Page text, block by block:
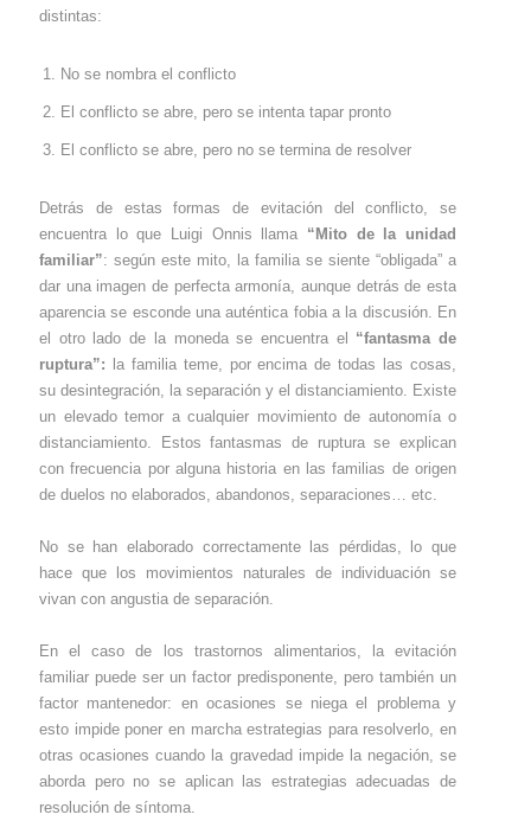
distintas:
No se nombra el conflicto
El conflicto se abre, pero se intenta tapar pronto
El conflicto se abre, pero no se termina de resolver
Detrás de estas formas de evitación del conflicto, se
encuentra lo que Luigi Onnis llama “Mito de la unidad
familiar”: según este mito, la familia se siente “obligada” a
dar una imagen de perfecta armonía, aunque detrás de esta
aparencia se esconde una auténtica fobia a la discusión. En
el otro lado de la moneda se encuentra el “fantasma de
ruptura”: la familia teme, por encima de todas las cosas,
su desintegración, la separación y el distanciamiento. Existe
un elevado temor a cualquier movimiento de autonomía o
distanciamiento. Estos fantasmas de ruptura se explican
con frecuencia por alguna historia en las familias de origen
de duelos no elaborados, abandonos, separaciones… etc.
No se han elaborado correctamente las pérdidas, lo que
hace que los movimientos naturales de individuación se
vivan con angustia de separación.
En el caso de los trastornos alimentarios, la evitación
familiar puede ser un factor predisponente, pero también un
factor mantenedor: en ocasiones se niega el problema y
esto impide poner en marcha estrategias para resolverlo, en
otras ocasiones cuando la gravedad impide la negación, se
aborda pero no se aplican las estrategias adecuadas de
resolución de síntoma.